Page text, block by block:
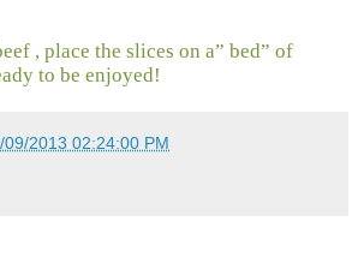
, place the slices on a” bed” of
to be enjoyed!
09/2013 02:24:00 PM